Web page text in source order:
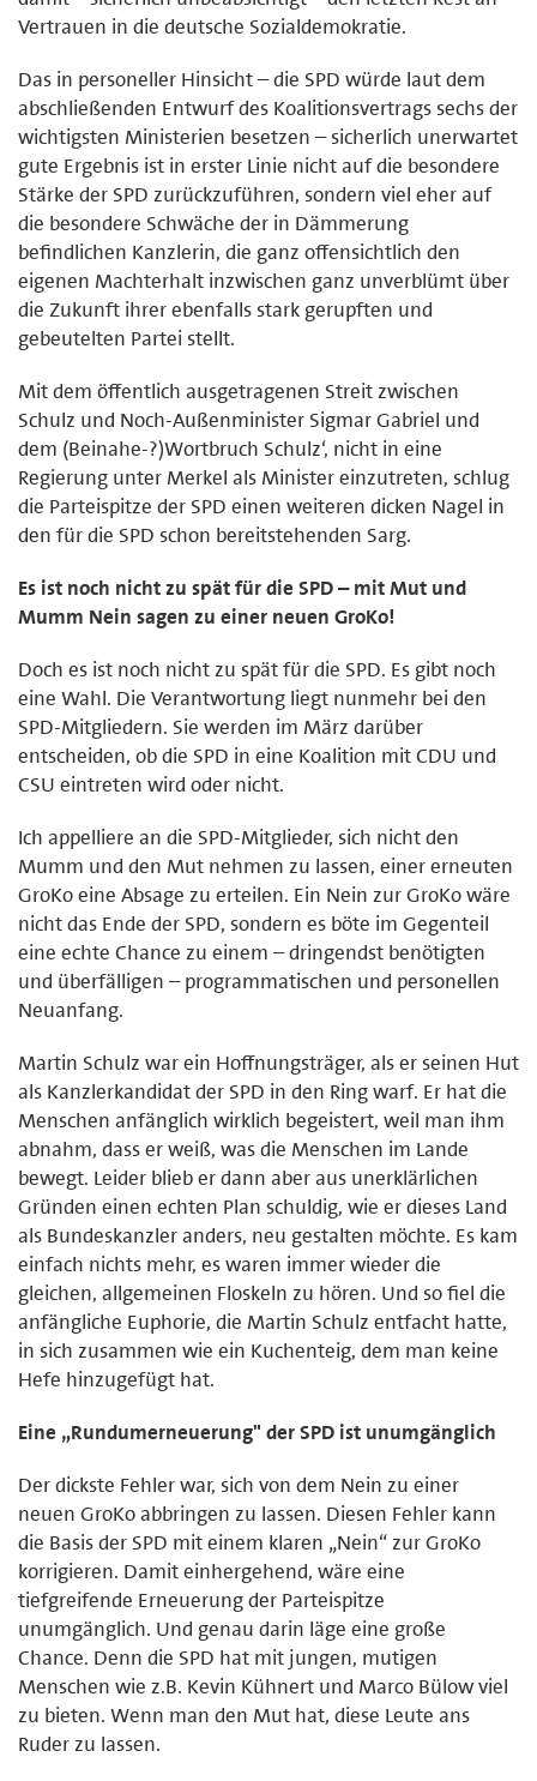
Vertrauen in die deutsche Sozialdemokratie.
Das in personeller Hinsicht – die SPD würde laut dem
abschließenden Entwurf des Koalitionsvertrags sechs der
wichtigsten Ministerien besetzen – sicherlich unerwartet
gute Ergebnis ist in erster Linie nicht auf die besondere
Stärke der SPD zurückzuführen, sondern viel eher auf
die besondere Schwäche der in Dämmerung
befindlichen Kanzlerin, die ganz offensichtlich den
eigenen Machterhalt inzwischen ganz unverblümt über
die Zukunft ihrer ebenfalls stark gerupften und
gebeutelten Partei stellt.
Mit dem öffentlich ausgetragenen Streit zwischen
Schulz und Noch-Außenminister Sigmar Gabriel und
dem (Beinahe-?)Wortbruch Schulz‘, nicht in eine
Regierung unter Merkel als Minister einzutreten, schlug
die Parteispitze der SPD einen weiteren dicken Nagel in
den für die SPD schon bereitstehenden Sarg.
Es ist noch nicht zu spät für die SPD – mit Mut und
Mumm Nein sagen zu einer neuen GroKo!
Doch es ist noch nicht zu spät für die SPD. Es gibt noch
eine Wahl. Die Verantwortung liegt nunmehr bei den
SPD-Mitgliedern. Sie werden im März darüber
entscheiden, ob die SPD in eine Koalition mit CDU und
CSU eintreten wird oder nicht.
Ich appelliere an die SPD-Mitglieder, sich nicht den
Mumm und den Mut nehmen zu lassen, einer erneuten
GroKo eine Absage zu erteilen. Ein Nein zur GroKo wäre
nicht das Ende der SPD, sondern es böte im Gegenteil
eine echte Chance zu einem – dringendst benötigten
und überfälligen – programmatischen und personellen
Neuanfang.
Martin Schulz war ein Hoffnungsträger, als er seinen Hut
als Kanzlerkandidat der SPD in den Ring warf. Er hat die
Menschen anfänglich wirklich begeistert, weil man ihm
abnahm, dass er weiß, was die Menschen im Lande
bewegt. Leider blieb er dann aber aus unerklärlichen
Gründen einen echten Plan schuldig, wie er dieses Land
als Bundeskanzler anders, neu gestalten möchte. Es kam
einfach nichts mehr, es waren immer wieder die
gleichen, allgemeinen Floskeln zu hören. Und so fiel die
anfängliche Euphorie, die Martin Schulz entfacht hatte,
in sich zusammen wie ein Kuchenteig, dem man keine
Hefe hinzugefügt hat.
Eine „Rundumerneuerung" der SPD ist unumgänglich
Der dickste Fehler war, sich von dem Nein zu einer
neuen GroKo abbringen zu lassen. Diesen Fehler kann
die Basis der SPD mit einem klaren „Nein“ zur GroKo
korrigieren. Damit einhergehend, wäre eine
tiefgreifende Erneuerung der Parteispitze
unumgänglich. Und genau darin läge eine große
Chance. Denn die SPD hat mit jungen, mutigen
Menschen wie z.B. Kevin Kühnert und Marco Bülow viel
zu bieten. Wenn man den Mut hat, diese Leute ans
Ruder zu lassen.